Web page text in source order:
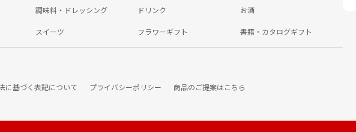
調味料・ドレッシング ドリンク お酒
スイーツ フラワーギフト 書籍・カタログギフト
に基づく表記について プライバシーポリシー 商品のご提案はこちら